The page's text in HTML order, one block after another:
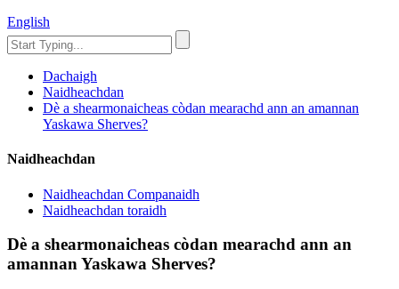
English
Dachaigh
Naidheachdan
Dè a shearmonaicheas còdan mearachd ann an amannan
Yaskawa Sherves?
Naidheachdan
Naidheachdan Companaidh
Naidheachdan toraidh
Dè a shearmonaicheas còdan mearachd ann an
amannan Yaskawa Sherves?